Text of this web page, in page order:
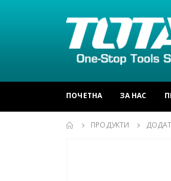
ПОЧЕТНА ЗА НАС
ПРОДУКТИ